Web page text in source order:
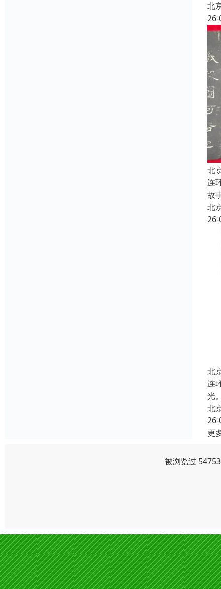
北
26-
北
连
故
北
26-
北
连
光
北
26-
更
被浏览过